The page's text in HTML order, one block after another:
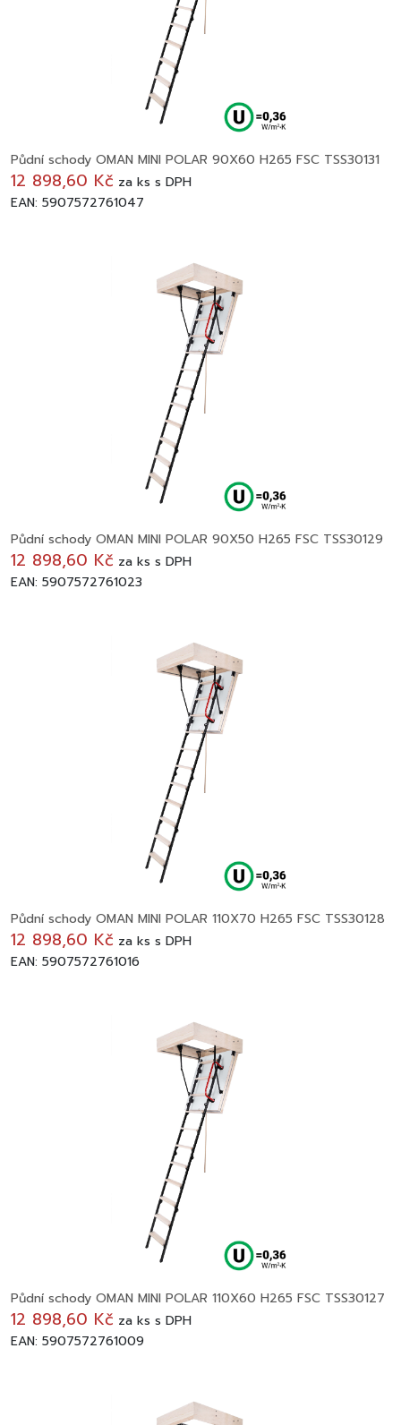
Půdní schody OMAN MINI POLAR 90X60 H265 FSC TSS30131
12 898,60 Kč za ks s DPH
EAN: 5907572761047
Půdní schody OMAN MINI POLAR 90X50 H265 FSC TSS30129
12 898,60 Kč za ks s DPH
EAN: 5907572761023
Půdní schody OMAN MINI POLAR 110X70 H265 FSC TSS30128
12 898,60 Kč za ks s DPH
EAN: 5907572761016
Půdní schody OMAN MINI POLAR 110X60 H265 FSC TSS30127
12 898,60 Kč za ks s DPH
EAN: 5907572761009